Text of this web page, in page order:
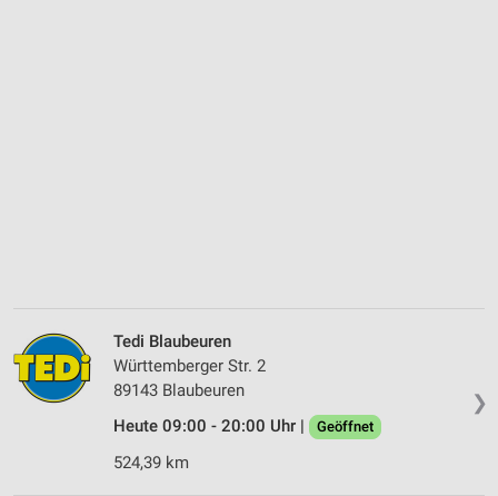
❯
Tedi Blaubeuren
Württemberger Str. 2
89143 Blaubeuren
Heute 09:00 - 20:00 Uhr |
Geöffnet
524,39 km